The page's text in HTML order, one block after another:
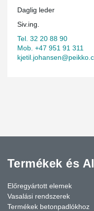
Daglig leder
Siv.ing.
Tel. 32 20 88 90
Mob. +47 951 91 311
Termékek és
Előregyártott elemek
Vasalási rendszerek
Termékek betonpadlókhoz